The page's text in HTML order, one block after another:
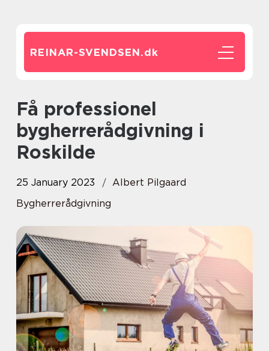
REINAR-SVENDSEN.dk
Få professionel
bygherrerådgivning i
Roskilde
25 January 2023
Albert Pilgaard
Bygherrerådgivning